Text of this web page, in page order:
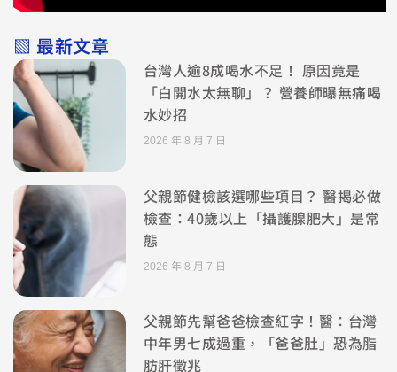
▧ 最新文章
台灣人逾8成喝水不足！ 原因竟是
「白開水太無聊」？ 營養師曝無痛喝
水妙招
2026 年 8 月 7 日
父親節健檢該選哪些項目？ 醫揭必做
檢查：40歲以上「攝護腺肥大」是常
態
2026 年 8 月 7 日
父親節先幫爸爸檢查紅字！醫：台灣
中年男七成過重，「爸爸肚」恐為脂
肪肝徵兆